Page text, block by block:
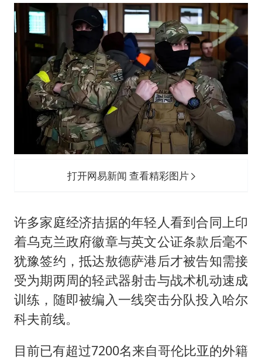
打开网易新闻 查看精彩图片
许多家庭经济拮据的年轻人看到合同上印
着乌克兰政府徽章与英文公证条款后毫不
犹豫签约，抵达敖德萨港后才被告知需接
受为期两周的轻武器射击与战术机动速成
训练，随即被编入一线突击分队投入哈尔
科夫前线。
目前已有超过7200名来自哥伦比亚的外籍